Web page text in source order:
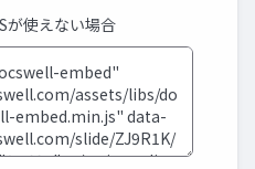
が使えない場合